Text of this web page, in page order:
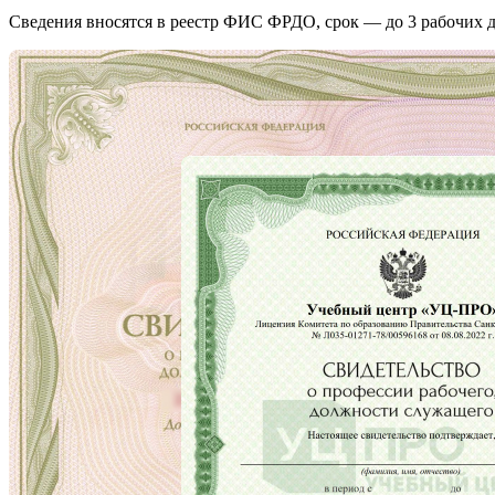
Сведения вносятся в реестр ФИС ФРДО, срок — до 3 рабочих